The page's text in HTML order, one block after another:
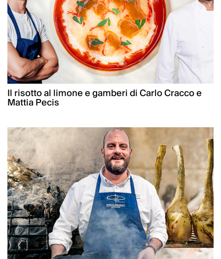
Il risotto al limone e gamberi di Carlo Cracco e
Mattia Pecis